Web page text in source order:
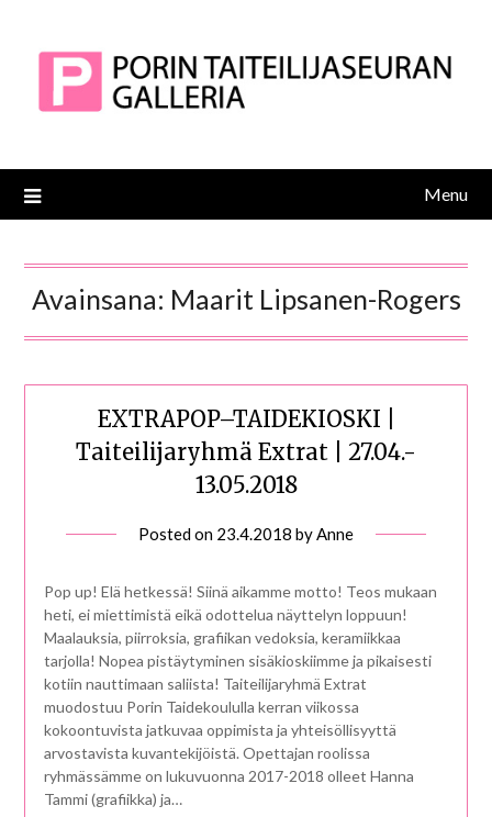
Menu
Avainsana: Maarit Lipsanen-Rogers
EXTRAPOP–TAIDEKIOSKI |
Taiteilijaryhmä Extrat | 27.04.-
13.05.2018
Posted on 23.4.2018 byAnne
Pop up! Elä hetkessä! Siinä aikamme motto! Teos mukaan
heti, ei miettimistä eikä odottelua näyttelyn loppuun!
Maalauksia, piirroksia, grafiikan vedoksia, keramiikkaa
tarjolla! Nopea pistäytyminen sisäkioskiimme ja pikaisesti
kotiin nauttimaan saliista! Taiteilijaryhmä Extrat
muodostuu Porin Taidekoululla kerran viikossa
kokoontuvista jatkuvaa oppimista ja yhteisöllisyyttä
arvostavista kuvantekijöistä. Opettajan roolissa
ryhmässämme on lukuvuonna 2017-2018 olleet Hanna
Tammi (grafiikka) ja…